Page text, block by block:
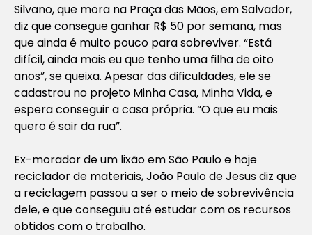
Silvano, que mora na Praça das Mãos, em Salvador,
diz que consegue ganhar R$ 50 por semana, mas
que ainda é muito pouco para sobreviver. “Está
difícil, ainda mais eu que tenho uma filha de oito
anos”, se queixa. Apesar das dificuldades, ele se
cadastrou no projeto Minha Casa, Minha Vida, e
espera conseguir a casa própria. “O que eu mais
quero é sair da rua”.
Ex-morador de um lixão em São Paulo e hoje
reciclador de materiais, João Paulo de Jesus diz que
a reciclagem passou a ser o meio de sobrevivência
dele, e que conseguiu até estudar com os recursos
obtidos com o trabalho.